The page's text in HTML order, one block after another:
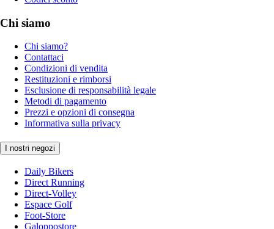
Chi siamo
Chi siamo?
Contattaci
Condizioni di vendita
Restituzioni e rimborsi
Esclusione di responsabilità legale
Metodi di pagamento
Prezzi e opzioni di consegna
Informativa sulla privacy
I nostri negozi
Daily Bikers
Direct Running
Direct-Volley
Espace Golf
Foot-Store
Galoppostore